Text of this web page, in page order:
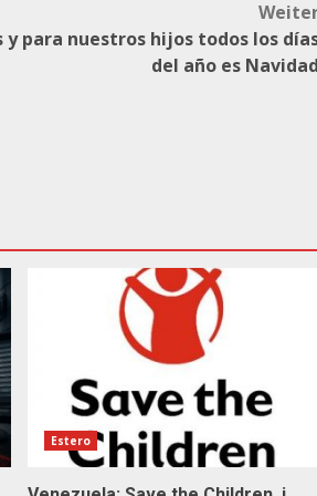
y para nuestros hijos todos los
del año es Navidad
Estero